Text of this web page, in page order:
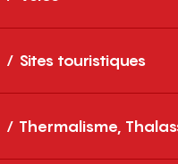
Sites touristiques
Thermalisme,
erreur